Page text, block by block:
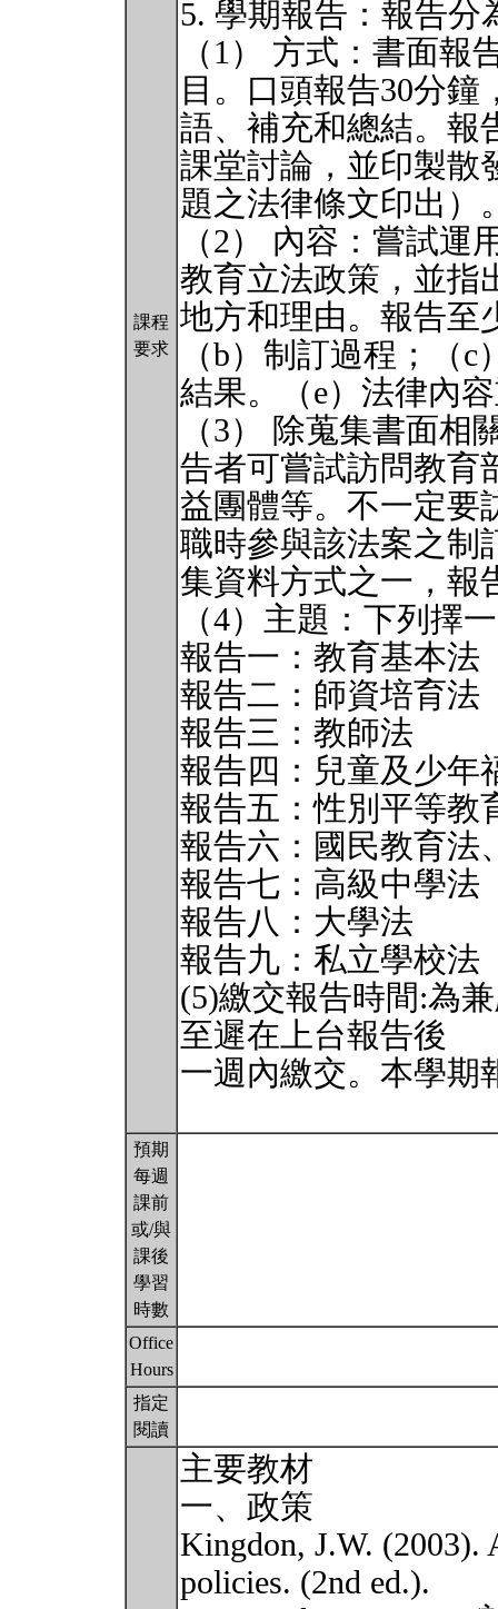
課程
要求
5. 學期報告：報告分
（1） 方式：書面報
目。口頭報告30分鐘
語、補充和總結。報
課堂討論，並印製散
題之法律條文印出）
（2） 內容：嘗試運
教育立法政策，並指
地方和理由。報告至
（b）制訂過程；（
結果。（e）法律內
（3） 除蒐集書面
告者可嘗試訪問教育
益團體等。不一定要
職時參與該法案之制
集資料方式之一，報
（4）主題：下列擇一
報告一：教育基本法
報告二：師資培育法
報告三：教師法
報告四：兒童及少年
報告五：性別平等教
報告六：國民教育法
報告七：高級中學法
報告八：大學法
報告九：私立學校法
(5)繳交報告時間:為
至遲在上台報告後
一週內繳交。本學期
預期
每週
課前
或/與
課後
學習
時數
Office
Hours
指定
閱讀
主要教材
一、政策
Kingdon, J.W. (2003).
policies. (2nd ed.).